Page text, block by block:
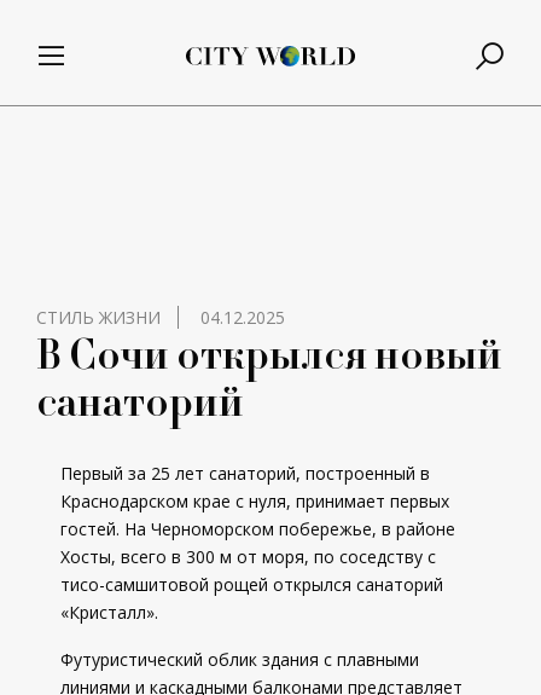
СТИЛЬ ЖИЗНИ 04.12.2025
В Сочи открылся новый
санаторий
Первый за 25 лет санаторий, построенный в
Краснодарском крае с нуля, принимает первых
гостей. На Черноморском побережье, в районе
Хосты, всего в 300 м от моря, по соседству с
тисо-самшитовой рощей открылся санаторий
«Кристалл».
Футуристический облик здания с плавными
линиями и каскадными балконами представляет